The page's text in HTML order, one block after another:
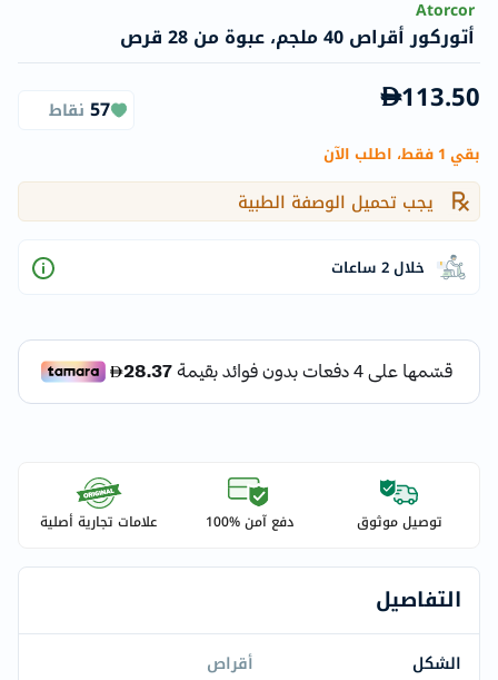
Atorcor
أتوركور أقراص 40 ملجم، عبوة من 28 قرص
113.50
57 نقاط
بقي 1 فقط، اطلب الآن
يجب تحميل الوصفة الطبية
خلال 2 ساعات
توصيل موثوق دفع آمن %100 علامات تجارية أصلية
التفاصيل
الشكل أقراص